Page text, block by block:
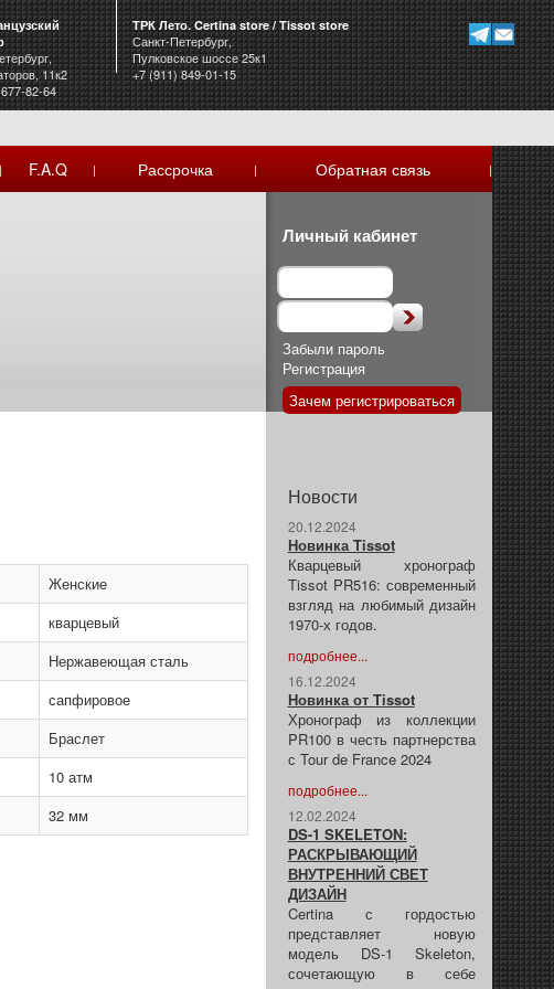
11к2
82-64
ТРК Лето. Certina store / Tissot store
Санкт-Петербург,
Пулковское шоссе 25к1
+7 (911) 849-01-15
| F.A.Q | Рассрочка | Обратная связь |
Женские
кварцевый
Нержавеющая сталь
сапфировое
Браслет
10 атм
32 мм
Личный кабинет
Забыли пароль
Регистрация
Зачем регистрироваться
Новости
20.12.2024
Новинка Tissot
Кварцевый хронограф
Tissot PR516: современный
взгляд на любимый дизайн
1970-х годов.
подробнее...
16.12.2024
Новинка от Tissot
Хронограф из коллекции
PR100 в честь партнерства
с Tour de France 2024
подробнее...
12.02.2024
DS-1 SKELETON:
РАСКРЫВАЮЩИЙ
ВНУТРЕННИЙ СВЕТ
ДИЗАЙН
Certina с гордостью
представляет новую
модель DS-1 Skeleton,
сочетающую в себе